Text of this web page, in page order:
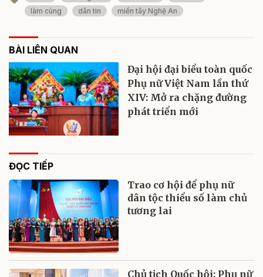
làm cùng
dân tin miền tây Nghệ An
BÀI LIÊN QUAN
Đại hội đại biểu toàn quốc
Phụ nữ Việt Nam lần thứ
XIV: Mở ra chặng đường
phát triển mới
ĐỌC TIẾP
Trao cơ hội để phụ nữ
dân tộc thiểu số làm chủ
tương lai
Chủ tịch Quốc hội: Phụ nữ